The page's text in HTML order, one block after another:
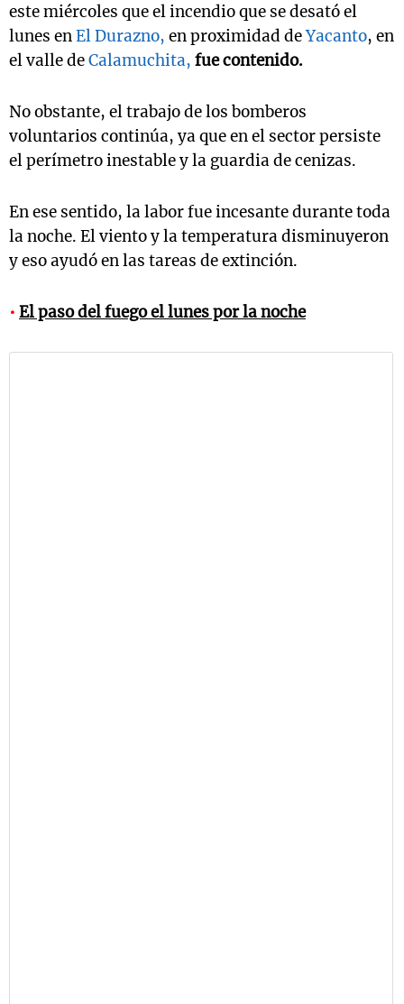
este miércoles que el incendio que se desató el
lunes enEl Durazno, en proximidad deYacanto, en
el valle deCalamuchita, fue contenido.
No obstante, el trabajo de los bomberos
voluntarios continúa, ya que en el sector persiste
el perímetro inestable y la guardia de cenizas.
En ese sentido, la labor fue incesante durante toda
la noche. El viento y la temperatura disminuyeron
y eso ayudó en las tareas de extinción.
• El paso del fuego el lunes por la noche